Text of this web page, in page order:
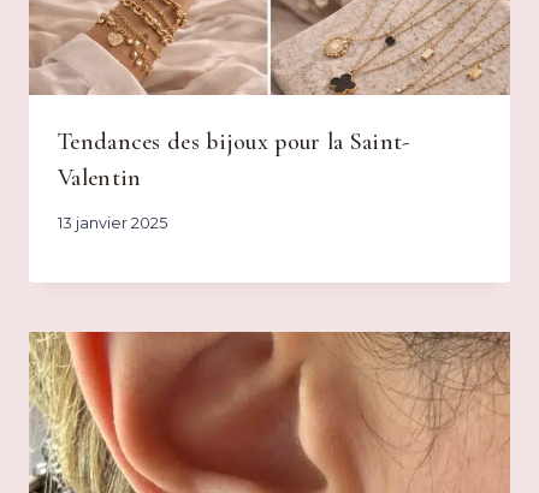
Tendances des bijoux pour la Saint-
Valentin
13 janvier 2025